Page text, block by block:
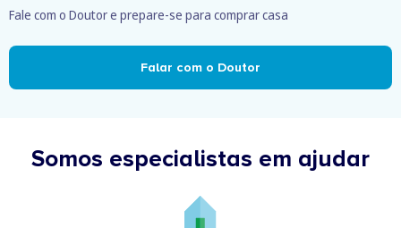
Fale com o Doutor e prepare-se para comprar casa
Falar com o Doutor
Somos especialistas em ajudar